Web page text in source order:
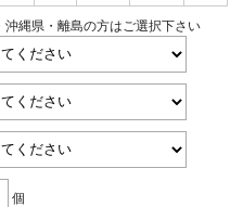
沖縄県・離島の方はご選択下さい
個